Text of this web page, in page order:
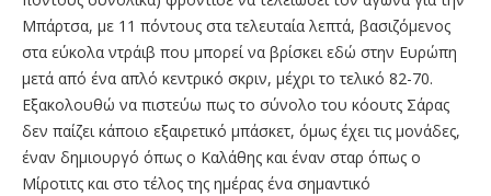
Μπάρτσα, με 11 πόντους στα τελευταία λεπτά, βασιζόμενος
στα εύκολα ντράιβ που μπορεί να βρίσκει εδώ στην Ευρώπη
μετά από ένα απλό κεντρικό σκριν, μέχρι το τελικό 82-70.
Εξακολουθώ να πιστεύω πως το σύνολο του κόουτς Σάρας
δεν παίζει κάποιο εξαιρετικό μπάσκετ, όμως έχει τις μονάδες,
έναν δημιουργό όπως ο Καλάθης και έναν σταρ όπως ο
Μίροτιτς και στο τέλος της ημέρας ένα σημαντικό